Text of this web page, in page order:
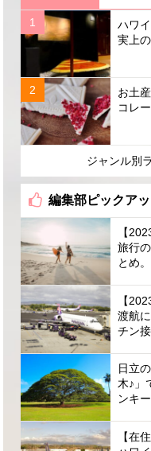
ハワ
実上
お土
コレ
ジャンル別
編集部ピックア
【
旅行
とめ
【
渡航
チン接
日立
木♪」
ンキ
【在